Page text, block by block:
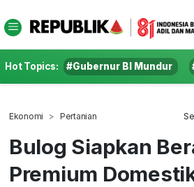
Hot Topics: #Gubernur BI Mundur
Ekonomi Pertanian
Bulog Siapkan
Premium